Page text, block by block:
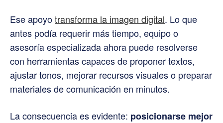
Ese apoyotransforma la imagen digital. Lo que
antes podía requerir más tiempo, equipo o
asesoría especializada ahora puede resolverse
con herramientas capaces de proponer textos,
ajustar tonos, mejorar recursos visuales o preparar
materiales de comunicación en minutos.
La consecuencia es evidente: posicionarse mejor